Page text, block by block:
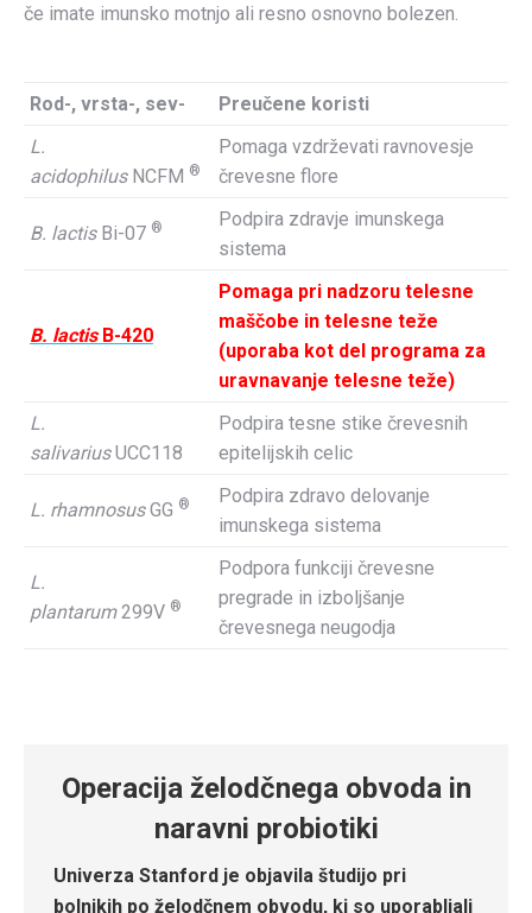
če imate imunsko motnjo ali resno osnovno bolezen.
Rod-, vrsta-, sev-
Preučene koristi
L.
acidophilusNCFM ®
Pomaga vzdrževati ravnovesje
črevesne flore
B. lactisBi-07 ®
Podpira zdravje imunskega
sistema
B. lactisB-420
Pomaga pri nadzoru telesne
maščobe in telesne teže
(uporaba kot del programa za
uravnavanje telesne teže)
L.
salivariusUCC118
Podpira tesne stike črevesnih
epitelijskih celic
L. rhamnosusGG ®
Podpira zdravo delovanje
imunskega sistema
L.
plantarum299V ®
Podpora funkciji črevesne
pregrade in izboljšanje
črevesnega neugodja
Operacija želodčnega obvoda in
naravni probiotiki
Univerza Stanford je objavila študijo pri
bolnikih po želodčnem obvodu, ki so uporabljali